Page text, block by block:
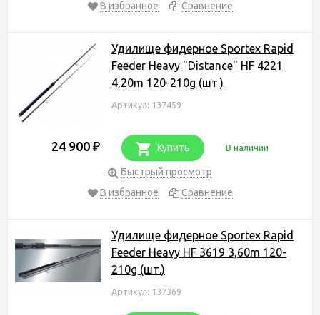
В избранное
Сравнение
Удилище фидерное Sportex Rapid
Feeder Heavy "Distance" HF 4221
4,20m 120-210g (шт.)
Артикул: 137459
24 900 ₽ Купить В наличии
Быстрый просмотр
В избранное
Сравнение
Удилище фидерное Sportex Rapid
Feeder Heavy HF 3619 3,60m 120-
210g (шт.)
Артикул: 137369